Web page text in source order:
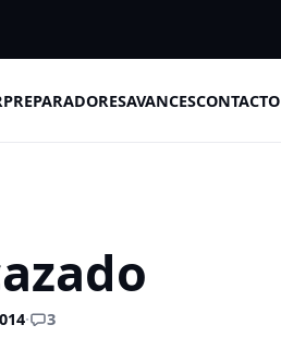
PREPARADORESAVANCESCONTACTO
· 3